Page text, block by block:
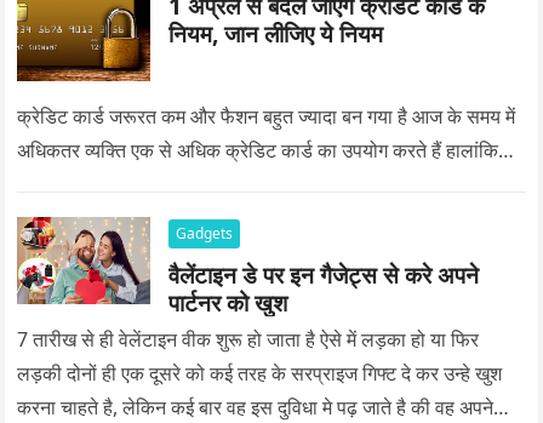
नियम, जान लीजिए ये नियम
क्रेडिट कार्ड जरूरत कम और फैशन बहुत ज्यादा बन गया है आज के समय में
अधिकतर व्यक्ति एक से अधिक क्रेडिट कार्ड का उपयोग करते हैं हालांकि…
Gadgets
वैलेंटाइन डे पर इन गैजेट्स से करे अपने
पार्टनर को खुश
7 तारीख से ही वेलेंटाइन वीक शुरू हो जाता है ऐसे में लड़का हो या फिर
लड़की दोनों ही एक दूसरे को कई तरह के सरप्राइज गिफ्ट दे कर उन्हे खुश
करना चाहते है, लेकिन कई बार वह इस दुविधा मे पढ़ जाते है की वह अपने